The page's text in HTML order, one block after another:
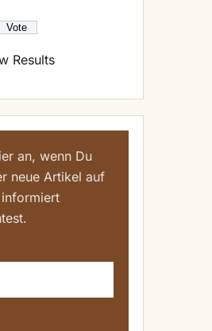
Results
an, wenn Du
neue Artikel auf